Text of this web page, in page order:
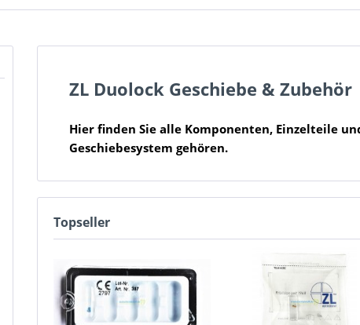
ZL Duolock Geschiebe & Zubehör
Hier finden Sie alle Komponenten, Einzelteile
Geschiebesystem gehören.
Topseller